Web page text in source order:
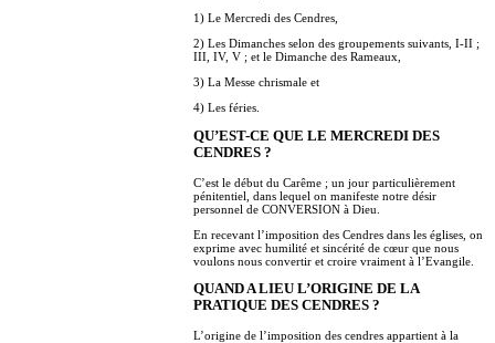
1) Le Mercredi des Cendres,
2) Les Dimanches selon des groupements suivants, I-II ;
III, IV, V ; et le Dimanche des Rameaux,
3) La Messe chrismale et
4) Les féries.
QU’EST-CE QUE LE MERCREDI DES
CENDRES ?
C’est le début du Carême ; un jour particulièrement
pénitentiel, dans lequel on manifeste notre désir
personnel de CONVERSION à Dieu.
En recevant l’imposition des Cendres dans les églises, on
exprime avec humilité et sincérité de cœur que nous
voulons nous convertir et croire vraiment à l’Evangile.
QUAND A LIEU L’ORIGINE DE LA
PRATIQUE DES CENDRES ?
L’origine de l’imposition des cendres appartient à la